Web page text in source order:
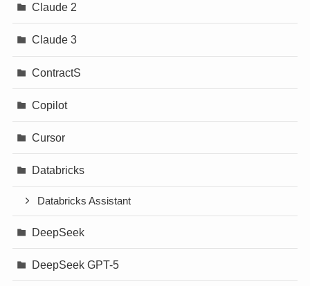
Claude 2
Claude 3
ContractS
Copilot
Cursor
Databricks
Databricks Assistant
DeepSeek
DeepSeek GPT-5